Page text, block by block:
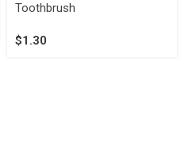
Toothbrush
$1.30